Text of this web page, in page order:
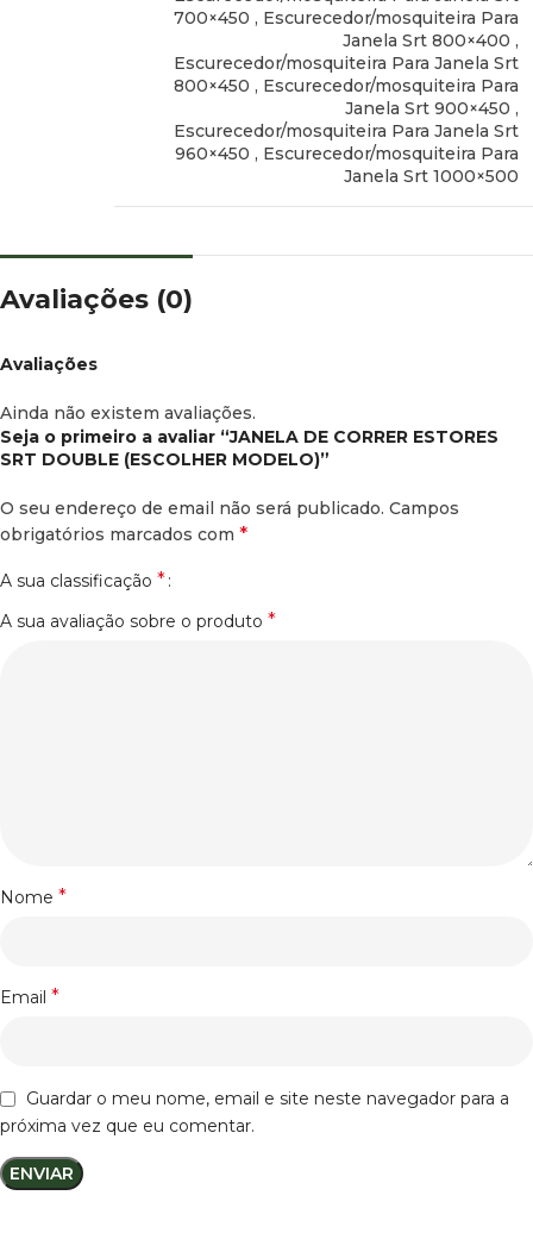
700×450 , Escurecedor/mosquiteira Para
Janela Srt 800×400 ,
Escurecedor/mosquiteira Para Janela Srt
800×450 , Escurecedor/mosquiteira Para
Janela Srt 900×450 ,
Escurecedor/mosquiteira Para Janela Srt
960×450 , Escurecedor/mosquiteira Para
Janela Srt 1000×500
Avaliações (0)
Avaliações
Ainda não existem avaliações.
Seja o primeiro a avaliar “JANELA DE CORRER ESTORES
SRT DOUBLE (ESCOLHER MODELO)”
O seu endereço de email não será publicado. Campos
obrigatórios marcados com *
A sua classificação *
A sua avaliação sobre o produto *
Nome *
Email *
Guardar o meu nome, email e site neste navegador para a
próxima vez que eu comentar.